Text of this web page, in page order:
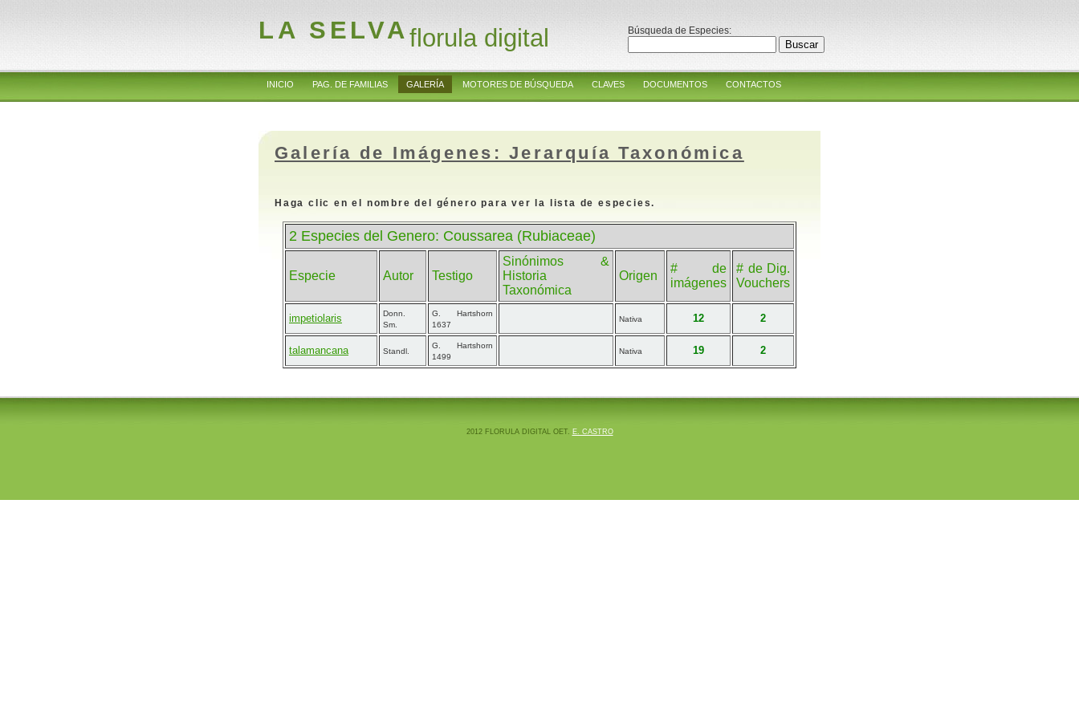
LA SELVAflorula digital Búsqueda de Especies:
INICIO PAG. DE FAMILIAS GALERÍA MOTORES DE BÚSQUEDA CLAVES DOCUMENTOS CONTACTOS
Galería de Imágenes: Jerarquía Taxonómica
Haga clic en el nombre del género para ver la lista de especies.
2 Especies del Genero: Coussarea (Rubiaceae)
Especie Autor Testigo
Sinónimos &
Historia
Taxonómica
Origen
# de
imágenes
# de Dig.
Vouchers
impetiolaris
Donn.
Sm.
G. Hartshorn
1637
Nativa 12 2
talamancana Standl.
G. Hartshorn
1499
Nativa 19 2
2012 FLORULA DIGITAL OET. E. CASTRO